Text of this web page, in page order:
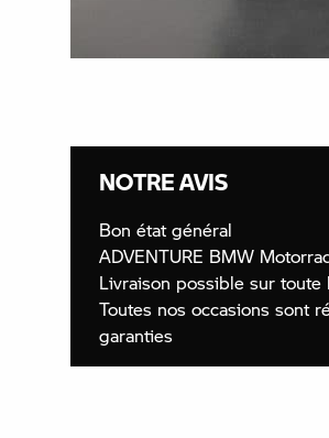
NOTRE AVIS
Bon état général
ADVENTURE BMW
Livraison possible sur toute
Toutes nos occasions sont
garanties